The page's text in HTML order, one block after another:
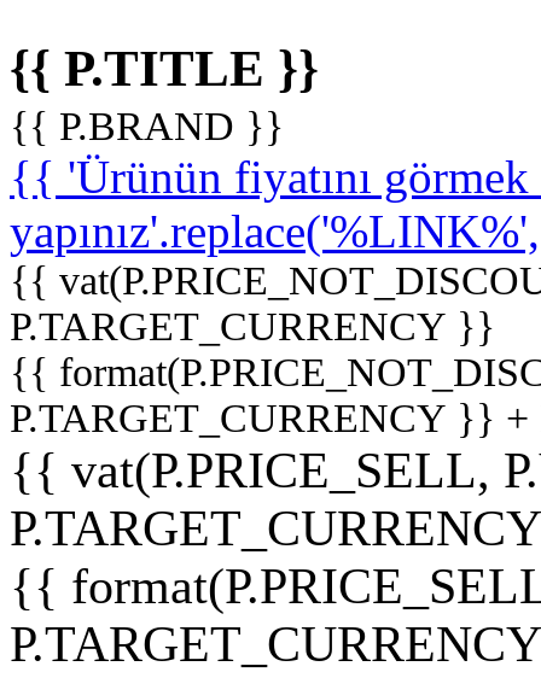
{{ P.TITLE }}
{{ P.BRAND }}
{{ 'Ürünün fiyatını
{{
P.TARGET_CURRENCY }}
{{
P.TARGET_CURRENCY }}
{{ vat(P.PRICE_SELL,
{{